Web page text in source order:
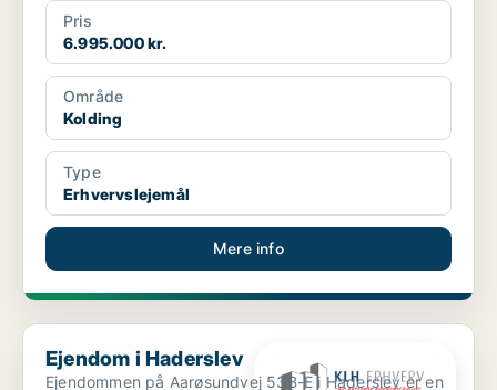
Pris
6.995.000 kr.
Område
Kolding
Type
Erhvervslejemål
Mere info
Ejendom i Haderslev
Ejendom i Haderslev
Ejendommen på Aarøsundvej 53B-E i Haderslev er en